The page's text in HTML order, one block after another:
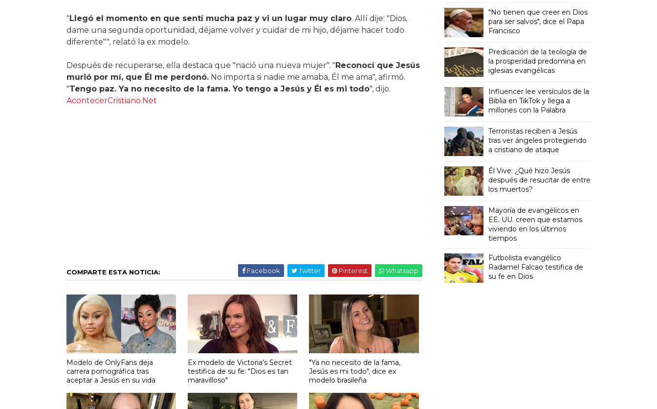
"Llegó el momento en que sentí mucha paz y vi un lugar muy claro. Allí dije: "Dios,
dame una segunda oportunidad, déjame volver y cuidar de mi hijo, déjame hacer todo
diferente"", relató la ex modelo.
Después de recuperarse, ella destaca que "nació una nueva mujer". "Reconocí que Jesús
murió por mí, que Él me perdonó.No importa si nadie me amaba, Él me ama", afirmó.
"Tengo paz. Ya no necesito de la fama. Yo tengo a Jesús y Él es mi todo", dijo.
AcontecerCristiano.Net
COMPARTE ESTA NOTICIA: Facebook Twitter Pinterest Whatsapp
Modelo de OnlyFans deja
carrera pornográfica tras
aceptar a Jesús en su vida
Ex modelo de Victoria's Secret
testifica de su fe: "Dios es tan
maravilloso"
"Ya no necesito de la fama,
Jesús es mi todo", dice ex
modelo brasileña
"No tienen que creer en Dios
para ser salvos", dice el Papa
Francisco
Predicación de la teología de
la prosperidad predomina en
iglesias evangélicas
Influencer lee versículos de la
Biblia en TikTok y llega a
millones con la Palabra
Terroristas reciben a Jesús
tras ver ángeles protegiendo
a cristiano de ataque
Él Vive: ¿Qué hizo Jesús
después de resucitar de entre
los muertos?
Mayoría de evangélicos en
EE. UU. creen que estamos
viviendo en los últimos
tiempos
Futbolista evangélico
Radamel Falcao testifica de
su fe en Dios